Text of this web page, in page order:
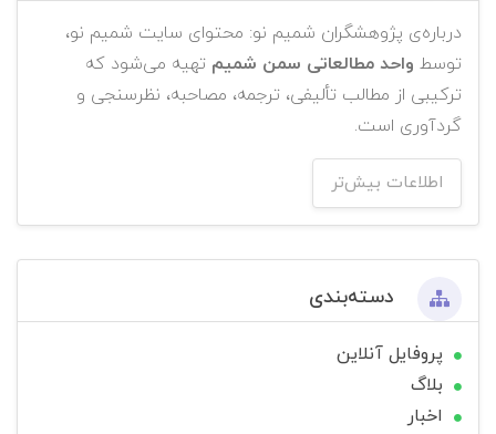
درباره‌ی پژوهشگران شمیم نو: محتوای سایت شمیم نو،
توسط واحد مطالعاتی سمن شمیم تهیه می‌شود که
ترکیبی از مطالب تألیفی، ترجمه، مصاحبه، نظرسنجی و
گردآوری است.
اطلاعات بیش‌تر
دسته‌بندی
پروفایل آنلاین
بلاگ
اخبار